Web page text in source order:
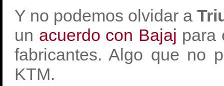
Y no podemos olvidar a
un acuerdo con Bajaj para
fabricantes. Algo que no
KTM.